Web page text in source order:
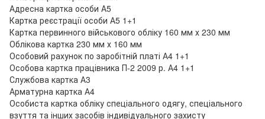
Адресна картка особи А5
Картка реєстрації особи А5 1+1
Картка первинного військового обліку 160 мм х 230 мм
Облікова картка 230 мм х 160 мм
Особовий рахунок по заробітній платі А4 1+1
Особова картка працівника П-2 2009 р. А4 1+1
Службова картка А3
Арматурна картка А4
Особиста картка обліку спеціального одягу, спеціального
взуття та інших засобів індивідуального захисту